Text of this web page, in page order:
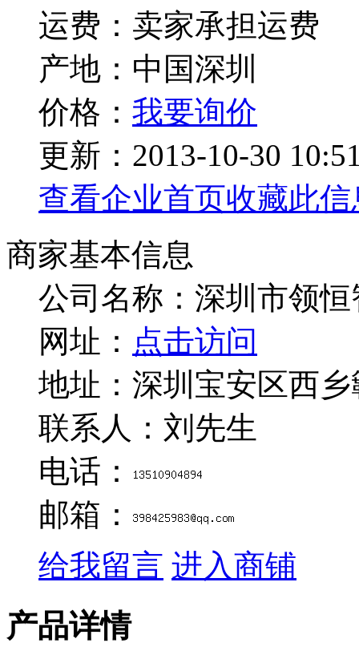
运费：卖家承担运费
产地：中国深圳
价格： 我要询价
更新：2013-10-30
查看企业首页收藏此信
商家基本信息
公司名称：深圳市领
网址： 点击访问
地址：深圳宝安区西
联系人：刘先生
电话：
邮箱：
给我留言 进入商铺
产品详情